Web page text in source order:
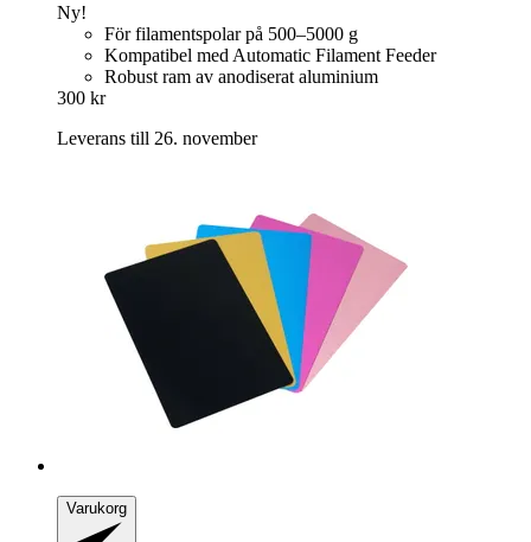
Ny!
För filamentspolar på 500–5000 g
Kompatibel med Automatic Filament Feeder
Robust ram av anodiserat aluminium
300 kr
Leverans till 26. november
Varukorg